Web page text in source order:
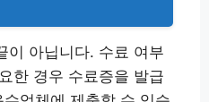
이 아닙니다. 수료 여부
한 경우 수료증을 발급